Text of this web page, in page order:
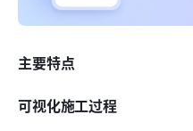
主要特点
可视化施工过程